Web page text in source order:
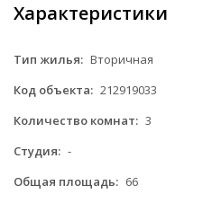
Характеристики
Тип жилья: Вторичная
Код объекта: 212919033
Количество комнат: 3
Студия: -
Общая площадь: 66